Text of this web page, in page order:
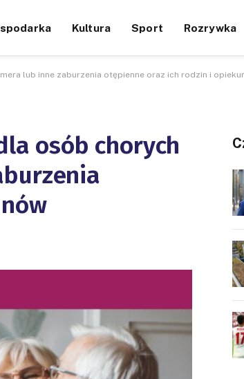
Kultura Sport Rozrywka
lub inne zaburzenia otępienne oraz ich rodzin i
osób chorych